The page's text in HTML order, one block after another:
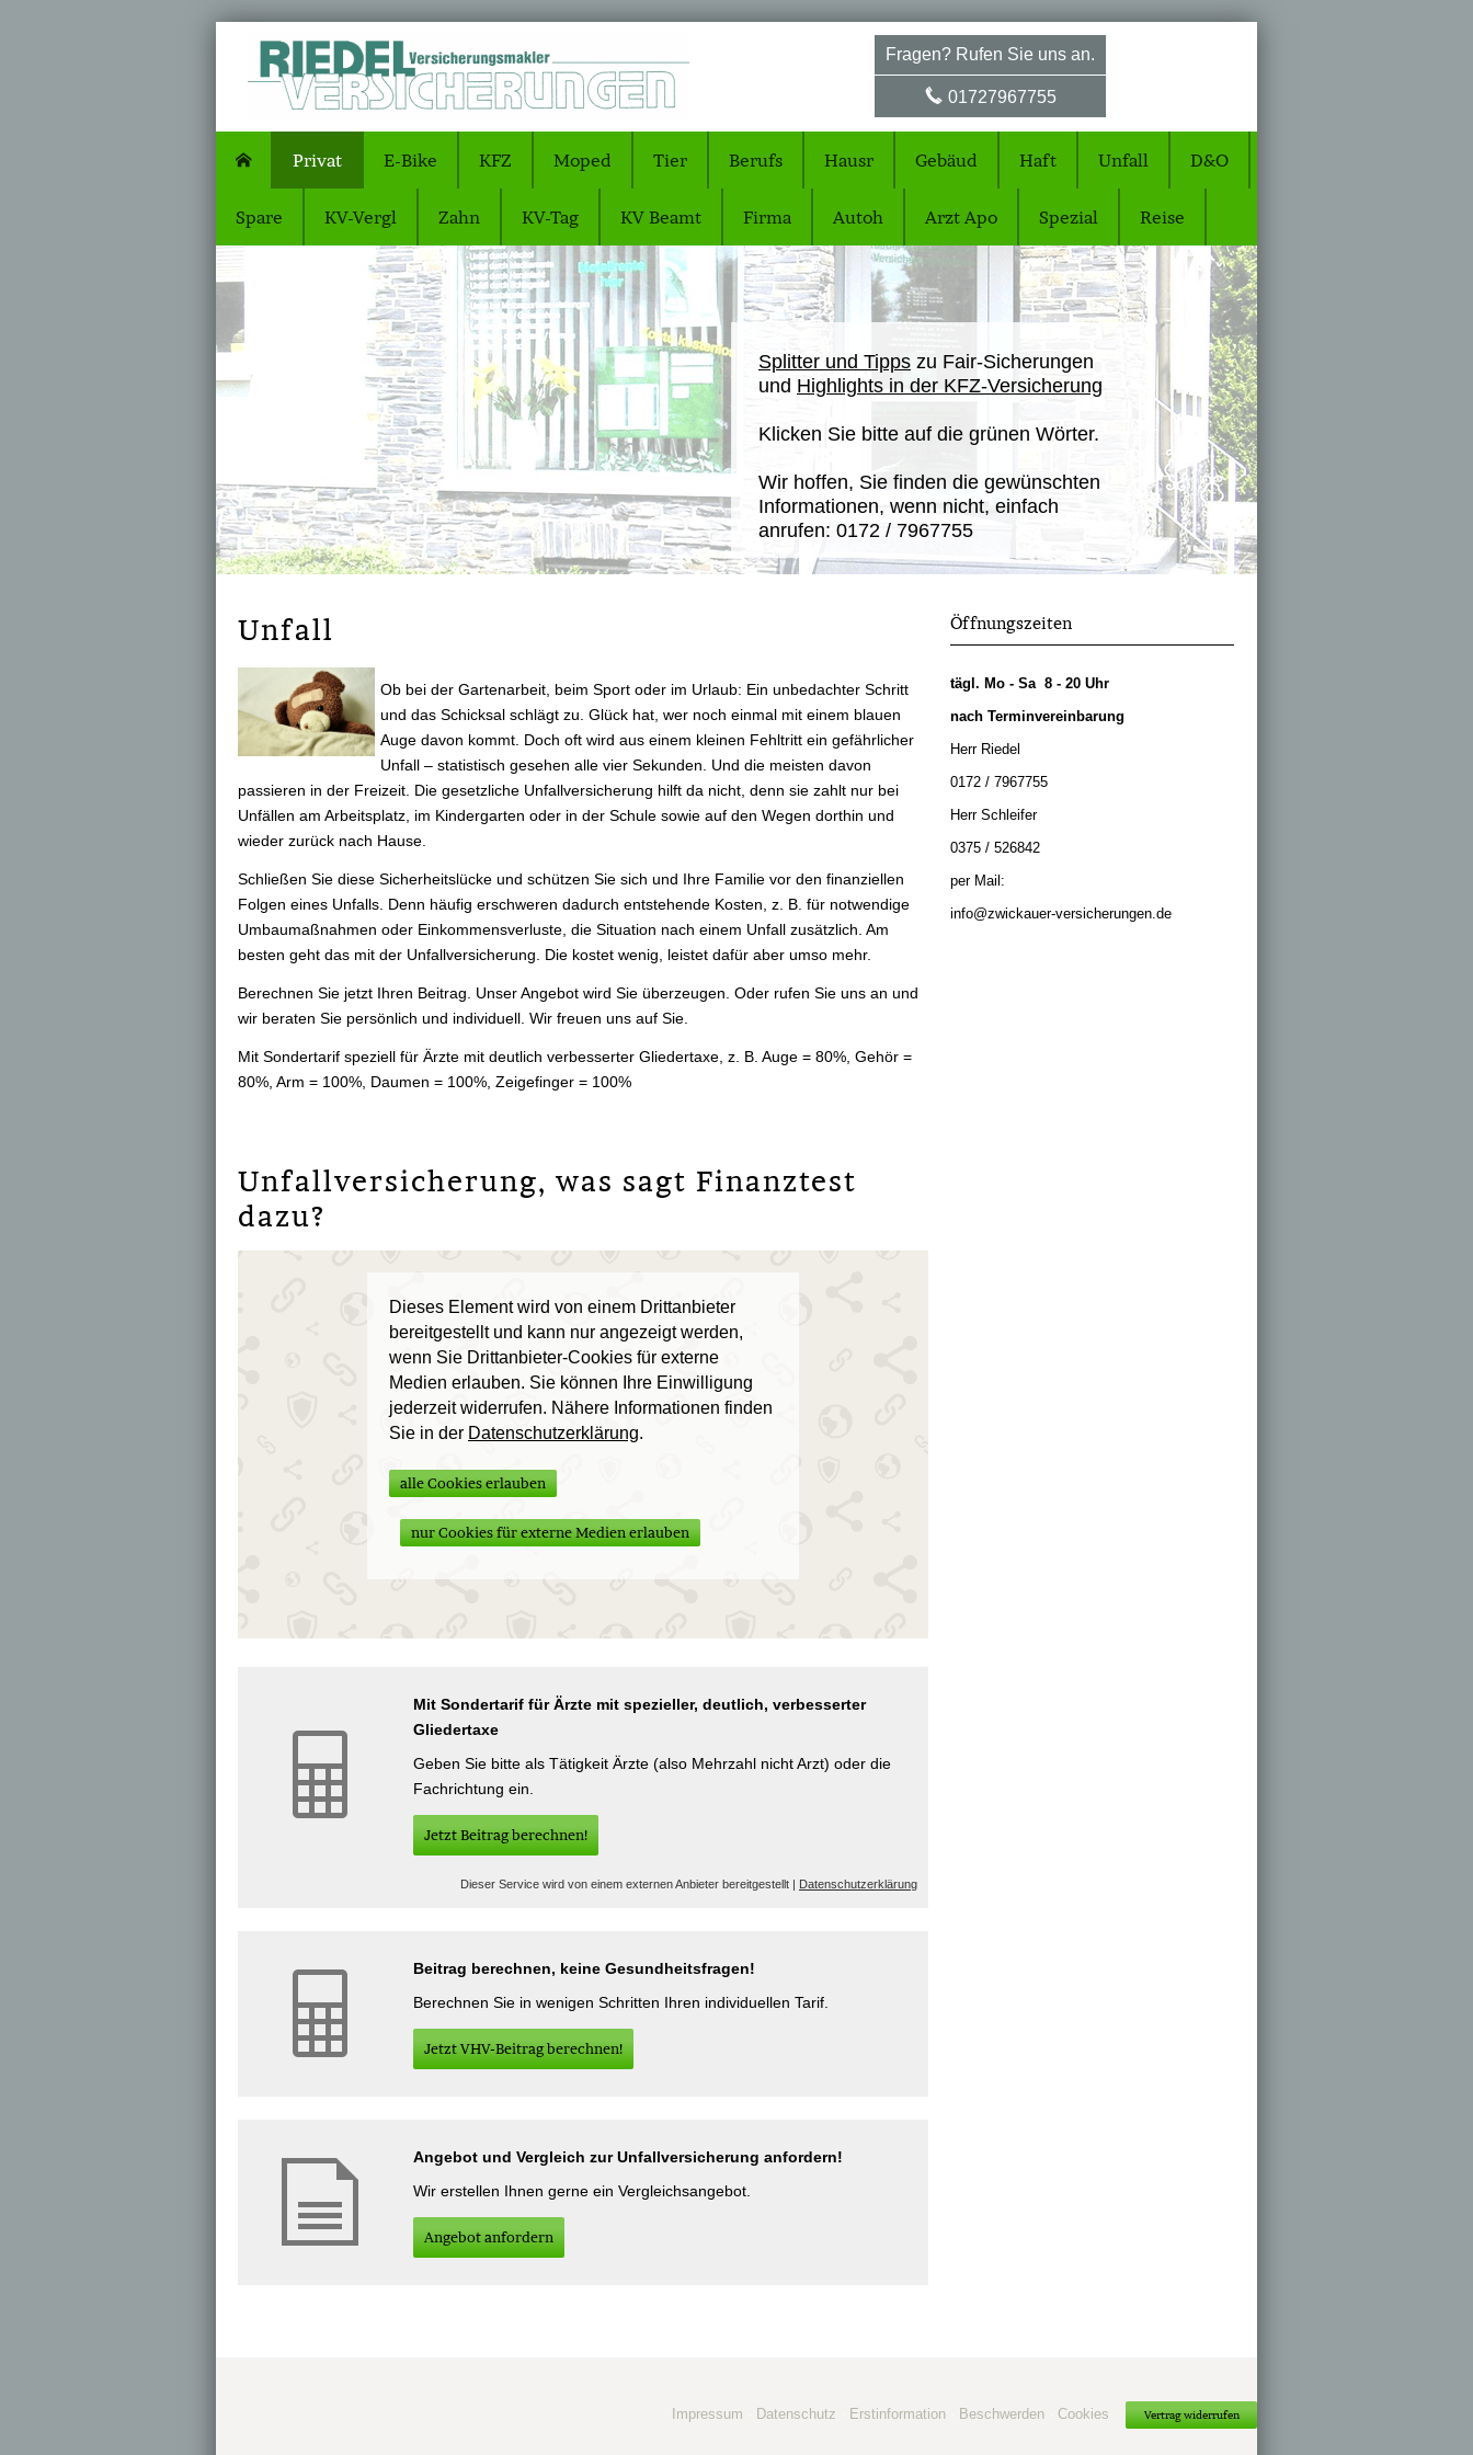
Privat E-Bike KFZ Moped Tier Berufs Hausr Gebäud Haft Unfall D&O
Spare KV-Vergl Zahn KV-Tag KV Beamt Firma Autoh Arzt Apo Spezial Reise
Fragen? Rufen Sie uns an.
01727967755
Splitter und Tipps zu Fair-Sicherungen
und Highlights in der KFZ-Versicherung
Klicken Sie bitte auf die grünen Wörter.
Wir hoffen, Sie finden die gewünschten
Informationen, wenn nicht, einfach
anrufen: 0172 / 7967755
Öffnungszeiten
tägl. Mo - Sa 8 - 20 Uhr
nach Terminvereinbarung
Herr Riedel
0172 / 7967755
Herr Schleifer
0375 / 526842
per Mail:
info@zwickauer-versicherungen.de
Unfall
Ob bei der Gartenarbeit, beim Sport oder im Urlaub: Ein unbedachter Schritt
und das Schicksal schlägt zu. Glück hat, wer noch einmal mit einem blauen
Auge davon kommt. Doch oft wird aus einem kleinen Fehltritt ein gefährlicher
Unfall – statistisch gesehen alle vier Sekunden. Und die meisten davon
passieren in der Freizeit. Die gesetzliche Unfall­ver­si­che­rung hilft da nicht, denn sie zahlt nur bei
Unfällen am Arbeitsplatz, im Kindergarten oder in der Schule sowie auf den Wegen dorthin und
wieder zurück nach Hause.
Schließen Sie diese Sicherheitslücke und schützen Sie sich und Ihre Familie vor den finanziellen
Folgen eines Unfalls. Denn häufig erschweren dadurch entstehende Kosten, z. B. für notwendige
Umbaumaßnahmen oder Einkommensverluste, die Situation nach einem Unfall zusätzlich. Am
besten geht das mit der Unfall­ver­si­che­rung. Die kostet wenig, leistet dafür aber umso mehr.
Berechnen Sie jetzt Ihren Beitrag. Unser Angebot wird Sie überzeugen. Oder rufen Sie uns an und
wir beraten Sie persönlich und individuell. Wir freuen uns auf Sie.
Mit Sondertarif speziell für Ärzte mit deutlich verbesserter Gliedertaxe, z. B. Auge = 80%, Gehör =
80%, Arm = 100%, Daumen = 100%, Zeigefinger = 100%
Unfall­ver­si­che­rung, was sagt Finanztest
dazu?
Dieses Element wird von einem Drittanbieter
bereitgestellt und kann nur angezeigt werden,
wenn Sie Drittanbieter-Cookies für externe
Medien erlauben. Sie können Ihre Einwilligung
jederzeit widerrufen. Nähere Informationen finden
Sie in der Datenschutzerklärung.
alle Cookies erlauben
nur Cookies für externe Medien erlauben
Mit Sondertarif für Ärzte mit spezieller, deutlich, verbesserter
Gliedertaxe
Geben Sie bitte als Tätigkeit Ärzte (also Mehrzahl nicht Arzt) oder die
Fachrichtung ein.
Jetzt Beitrag berechnen!
Dieser Service wird von einem externen Anbieter bereitgestellt | Datenschutzerklärung
Beitrag berechnen, keine Gesundheitsfragen!
Berechnen Sie in wenigen Schritten Ihren individuellen Tarif.
Jetzt VHV-Beitrag berechnen!
Angebot und Vergleich zur Unfall­ver­si­che­rung anfordern!
Wir erstellen Ihnen gerne ein Vergleichsangebot.
An­ge­bot an­for­dern
Impressum Datenschutz Erstinformation Beschwerden Cookies Vertrag widerrufen